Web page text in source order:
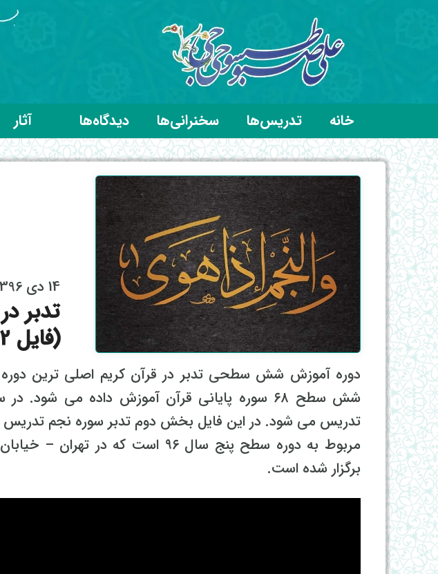
خانه تدریس‌ها سخنرانی‌ها دیدگاه‌ها آثار
14 دی 1396
تدبر
(فایل 2 از سطح 5 سال 96)
دوره آموزش شش سطحی تدبر در قرآن کریم اصلی ترین
شش سطح ۶۸ سوره پایانی قرآن آموزش داده می
تدریس می شود. در این فایل بخش دوم تدبر سوره نجم
مربوط به دوره سطح پنج سال ۹۶ است
برگزار شده است.